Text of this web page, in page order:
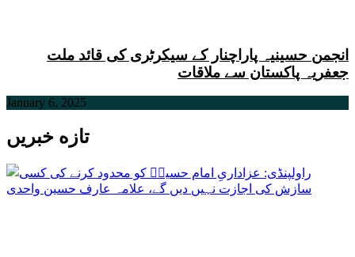
انجمن حسینیہ پاراچنار کے سیکرٹری کی قائد ملت
جعفریہ پاکستان سے ملاقات
January 6, 2025
تازه خبریں